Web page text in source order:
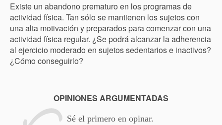
Existe un abandono prematuro en los programas de
actividad física. Tan sólo se mantienen los sujetos con
una alta motivación y preparados para comenzar con una
actividad física regular. ¿Se podrá alcanzar la adherencia
al ejercicio moderado en sujetos sedentarios e inactivos?
¿Cómo conseguirlo?
OPINIONES ARGUMENTADAS
Sé el primero en opinar.